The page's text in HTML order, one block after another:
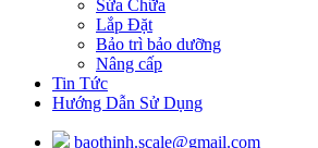
Sửa Chữa
Lắp Đặt
Bảo trì bảo dưỡng
Nâng cấp
Tin Tức
Hướng Dẫn Sử Dụng
baothinh.scale@gmail.com